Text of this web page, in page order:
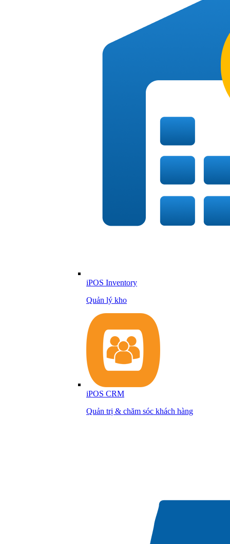
iPOS Inventory
Quản lý kho
iPOS CRM
Quản trị & chăm sóc khách hàng